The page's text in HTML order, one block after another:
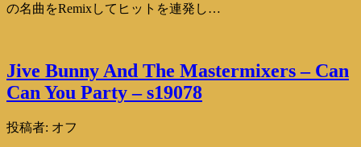
の名曲をRemixしてヒットを連発し…
Jive Bunny And The Mastermixers – Can
Can You Party – s19078
投稿者: オフ